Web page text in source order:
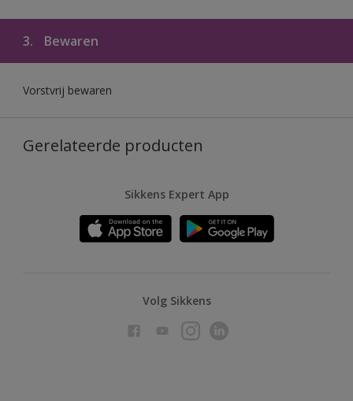
3. Bewaren
Vorstvrij bewaren
Gerelateerde producten
Sikkens Expert App
Volg Sikkens